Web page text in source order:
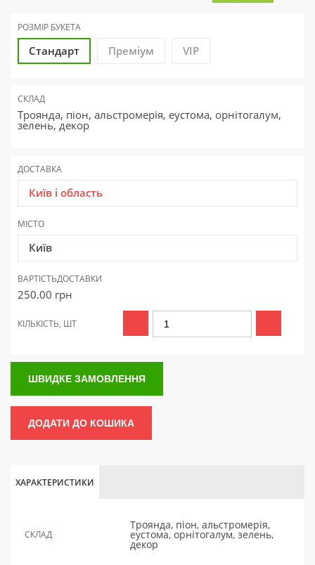
РОЗМІР БУКЕТА
Стандарт Преміум VIP
СКЛАД
Троянда, піон, альстромерія, еустома, орнітогалум,
зелень, декор
ДОСТАВКА
Київ і область
МІСТО
Київ
ВАРТІСТЬДОСТАВКИ
250.00 грн
КІЛЬКІСТЬ, ШТ
ШВИДКЕ ЗАМОВЛЕННЯ
ДОДАТИ ДО КОШИКА
ХАРАКТЕРИСТИКИ
СКЛАД
Троянда, піон, альстромерія,
еустома, орнітогалум, зелень,
декор